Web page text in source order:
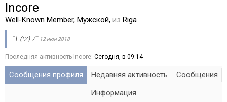
Incore
Well-Known Member, Мужской, из Riga
¯\_(ツ)_/¯ 12 июн 2018
Последняя активность Incore: Сегодня, в 09:14
Сообщения профиля Недавняя активность
Сообщения
Информация